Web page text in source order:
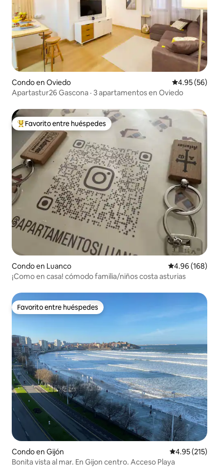
Condo en Oviedo Calificación
4.95 (56)
Apartastur26 Gascona · 3 apartamentos en Oviedo
Favorito entre huéspedes preferido
Favorito entre huéspedes
Condo en Luanco Calificación
4.96 (168)
¡Como en casa! cómodo familia/niños costa asturias
Favorito entre huéspedes
Favorito entre huéspedes
Condo en Gijón Calificación
4.95 (215)
Bonita vista al mar. En Gijon centro. Acceso Playa